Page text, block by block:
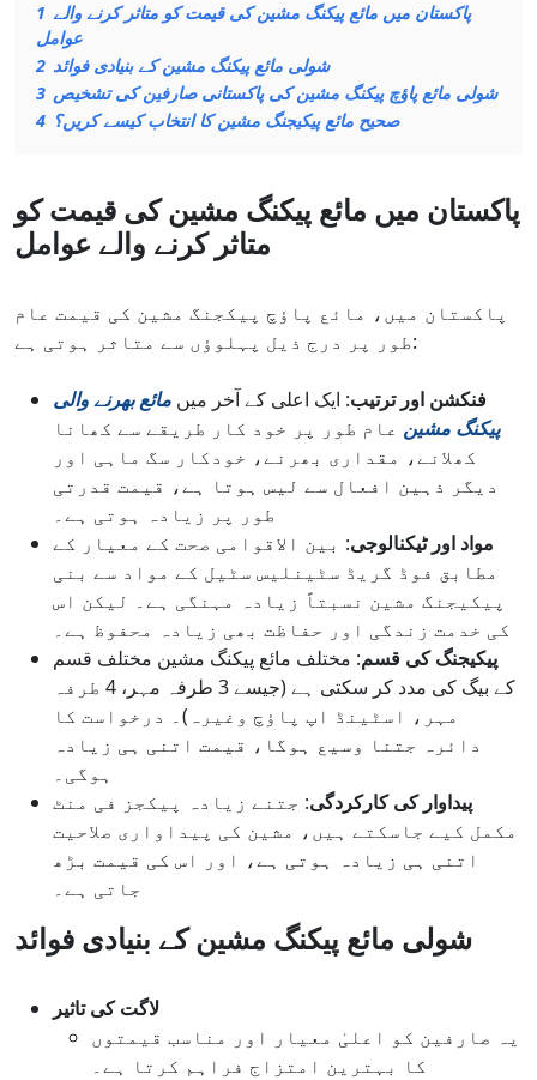
1 پاکستان میں مائع پیکنگ مشین کی قیمت کو متاثر کرنے والے
عوامل
2 شولی مائع پیکنگ مشین کے بنیادی فوائد
3 شولی مائع پاؤچ پیکنگ مشین کی پاکستانی صارفین کی تشخیص
4 صحیح مائع پیکیجنگ مشین کا انتخاب کیسے کریں؟
پاکستان میں مائع پیکنگ مشین کی قیمت کو
متاثر کرنے والے عوامل
پاکستان میں، مائع پاؤچ پیکجنگ مشین کی قیمت عام
طور پر درج ذیل پہلوؤں سے متاثر ہوتی ہے:
فنکشن اور ترتیب: ایک اعلی کے آخر میں مائع بھرنے والی
پیکنگ مشین عام طور پر خود کار طریقے سے کھانا
کھلانے، مقداری بھرنے، خودکار سگ ماہی اور
دیگر ذہین افعال سے لیس ہوتا ہے، قیمت قدرتی
طور پر زیادہ ہوتی ہے۔
مواد اور ٹیکنالوجی: بین الاقوامی صحت کے معیار کے
مطابق فوڈ گریڈ سٹینلیس سٹیل کے مواد سے بنی
پیکیجنگ مشین نسبتاً زیادہ مہنگی ہے۔ لیکن اس
کی خدمت زندگی اور حفاظت بھی زیادہ محفوظ ہے۔
پیکیجنگ کی قسم: مختلف مائع پیکنگ مشین مختلف قسم
کے بیگ کی مدد کر سکتی ہے (جیسے 3 طرفہ مہر، 4 طرفہ
مہر، اسٹینڈ اپ پاؤچ وغیرہ)۔ درخواست کا
دائرہ جتنا وسیع ہوگا، قیمت اتنی ہی زیادہ
ہوگی۔
پیداوار کی کارکردگی: جتنے زیادہ پیکجز فی منٹ
مکمل کیے جاسکتے ہیں، مشین کی پیداواری صلاحیت
اتنی ہی زیادہ ہوتی ہے، اور اس کی قیمت بڑھ
جاتی ہے۔
شولی مائع پیکنگ مشین کے بنیادی فوائد
لاگت کی تاثیر
یہ صارفین کو اعلیٰ معیار اور مناسب قیمتوں
کا بہترین امتزاج فراہم کرتا ہے۔